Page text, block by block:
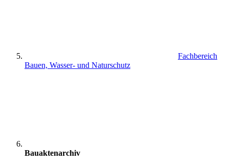
Fachbereich
Bauen, Wasser- und Naturschutz
Bauaktenarchiv